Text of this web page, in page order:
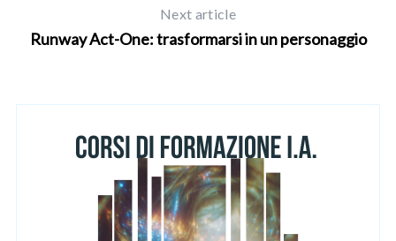
Next article
Runway Act-One: trasformarsi in un personaggio